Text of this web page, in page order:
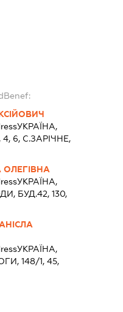
УКРАЇНА,
6, С.ЗАРІЧНЕ,
УКРАЇНА,
БУД.42, 130,
УКРАЇНА,
148/1, 45,